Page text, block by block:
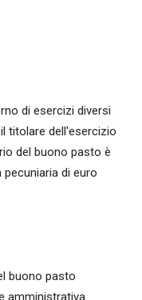
di esercizi diversi
titolare dell'esercizio
del buono pasto è
di euro
buono pasto
amministrativa